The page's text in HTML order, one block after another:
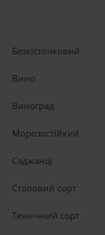
Безкісточковий
Вино
Виноград
Морозостійкий
Саджанці
Столовий сорт
Технічний сорт